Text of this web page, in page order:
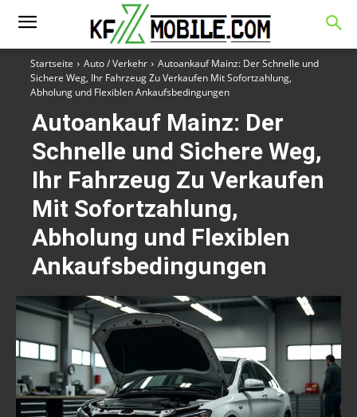
Startseite Auto / Verkehr
Autoankauf Mainz: Der Schnelle und
Sichere Weg, Ihr Fahrzeug Zu Verkaufen Mit Sofortzahlung,
Abholung und Flexiblen Ankaufsbedingungen
Autoankauf Mainz: Der
Schnelle und Sichere Weg,
Ihr Fahrzeug Zu Verkaufen
Mit Sofortzahlung,
Abholung und Flexiblen
Ankaufsbedingungen